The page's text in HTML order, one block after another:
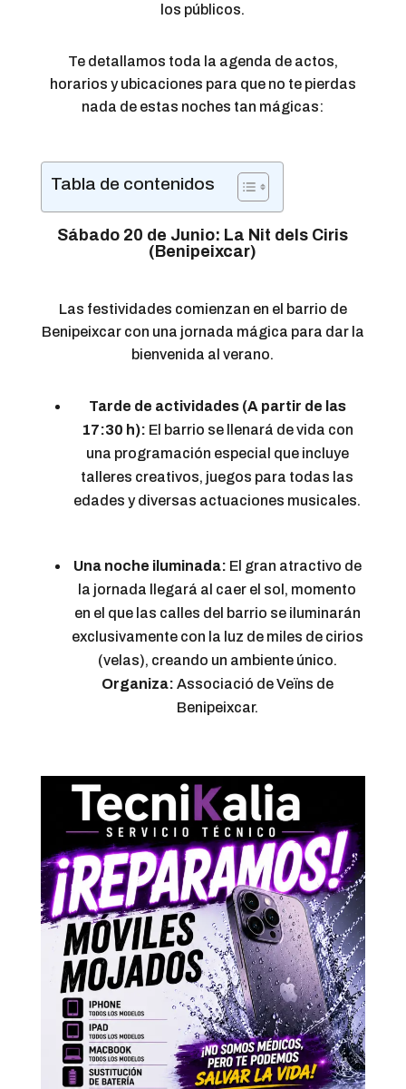
los públicos.
Te detallamos toda la agenda de actos,
horarios y ubicaciones para que no te pierdas
nada de estas noches tan mágicas:
Tabla de contenidos
Sábado 20 de Junio: La Nit dels Ciris
(Benipeixcar)
Las festividades comienzan en el barrio de
Benipeixcar con una jornada mágica para dar la
bienvenida al verano.
Tarde de actividades (A partir de las
17:30 h): El barrio se llenará de vida con
una programación especial que incluye
talleres creativos, juegos para todas las
edades y diversas actuaciones musicales.
Una noche iluminada: El gran atractivo de
la jornada llegará al caer el sol, momento
en el que las calles del barrio se iluminarán
exclusivamente con la luz de miles de cirios
(velas), creando un ambiente único.
Organiza: Associació de Veïns de
Benipeixcar.